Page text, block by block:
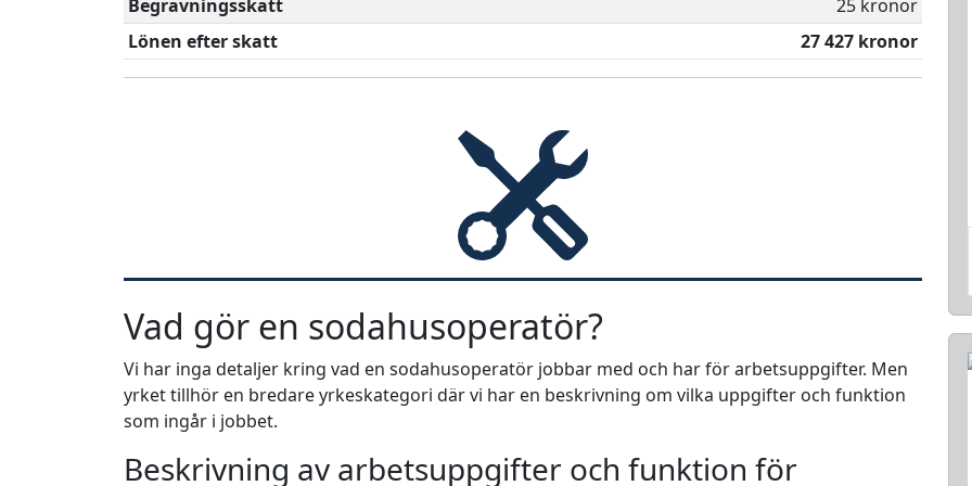
Begravningsskatt
25 kronor
Lönen efter skatt
27 427 kronor
Vad gör en sodahusoperatör?
Vi har inga detaljer kring vad en sodahusoperatör jobbar med och har för arbetsuppgifter. Men
yrket tillhör en bredare yrkeskategori där vi har en beskrivning om vilka uppgifter och funktion
som ingår i jobbet.
Beskrivning av arbetsuppgifter och funktion för